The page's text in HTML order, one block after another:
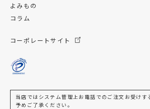
よみもの
コラム
コーポレートサイト
当店ではシステム管理上お電話でのご注文お受けす
予めご了承ください。